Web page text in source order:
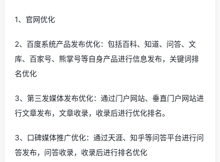
1、官网优化
2、百度系统产品发布优化：包括百科、知道、问答、文
库、百家号、熊掌号等自身产品进行信息发布，关键词排
名优化
3、第三发媒体发布优化：通过门户网站、垂直门户网站进
行文章发布，文章收录，收录后进行优化排名。
3、口碑媒体推广优化：通过天涯、知乎等问答平台进行问
答发布，问答收录，收录后进行排名优化